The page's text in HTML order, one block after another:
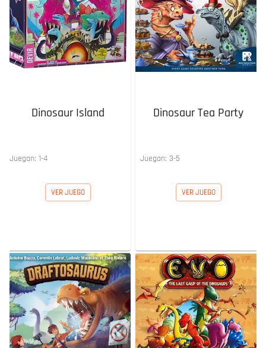
Dinosaur Island
Juegan: 1-4
VER JUEGO
Dinosaur Tea Party
Juegan: 3-5
VER JUEGO